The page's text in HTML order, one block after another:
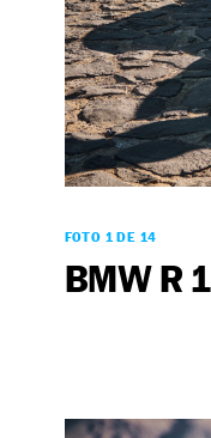
FOTO 1 DE 14
BMW R